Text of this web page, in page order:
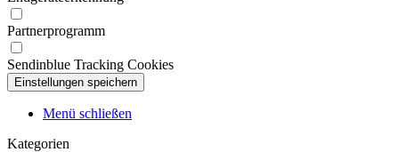
Partnerprogramm
Sendinblue Tracking Cookies
Menü schließen
Kategorien